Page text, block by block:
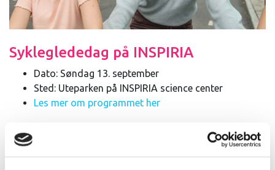
Sykleglededag på INSPIRIA
Dato: Søndag 13. september
Sted: Uteparken på INSPIRIA science center
Les mer om programmet her
Lørdag 12. september ønsker INSPIRIA science center
velkommen til Sykleglededag, en aktiv og morsom dag